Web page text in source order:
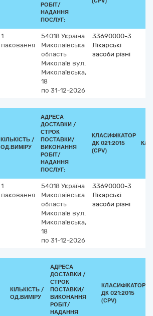
РОБІТ/
НАДАННЯ
ПОСЛУГ:
1
паковання
54018 Україна
Миколаївська
область
Миколаїв вул.
Миколаївська,
18
по 31-12-2026
33690000-3
Лікарські
засоби різні
КІЛЬКІСТЬ /
ОД.ВИМІРУ
АДРЕСА
ДОСТАВКИ /
СТРОК
ПОСТАВКИ/
ВИКОНАННЯ
РОБІТ/
НАДАННЯ
ПОСЛУГ:
КЛАСИФІКАТОР
ДК 021:2015
(CPV)
1
паковання
54018 Україна
Миколаївська
область
Миколаїв вул.
Миколаївська,
18
по 31-12-2026
33690000-3
Лікарські
засоби різні
КІЛЬКІСТЬ /
ОД.ВИМІРУ
АДРЕСА
ДОСТАВКИ /
СТРОК
ПОСТАВКИ/
ВИКОНАННЯ
РОБІТ/
НАДАННЯ
КЛАСИФІКАТОР
ДК 021:2015
(CPV)